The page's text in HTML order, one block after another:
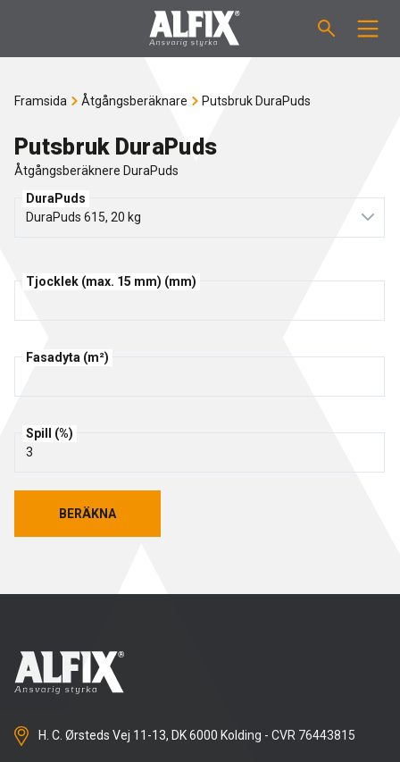
Spackelmassor "Mix"
Fästmassor "Fix"
Rengöring och skötsel
VÄGLEDNINGAR
Om Alfix
Kurs för proffs
Historik
Downloads
NYHETER
Tekniska frågor
Återförsäljare
DK
NO
EN
Framsida Åtgångsberäknare Putsbruk DuraPuds
Putsbruk DuraPuds
Åtgångsberäknere DuraPuds
DuraPuds
Tjocklek (max. 15 mm) (mm)
Fasadyta (m²)
Spill (%)
BERÄKNA
BERÄKNA
H. C. Ørsteds Vej 11-13, DK 6000 Kolding - CVR 76443815